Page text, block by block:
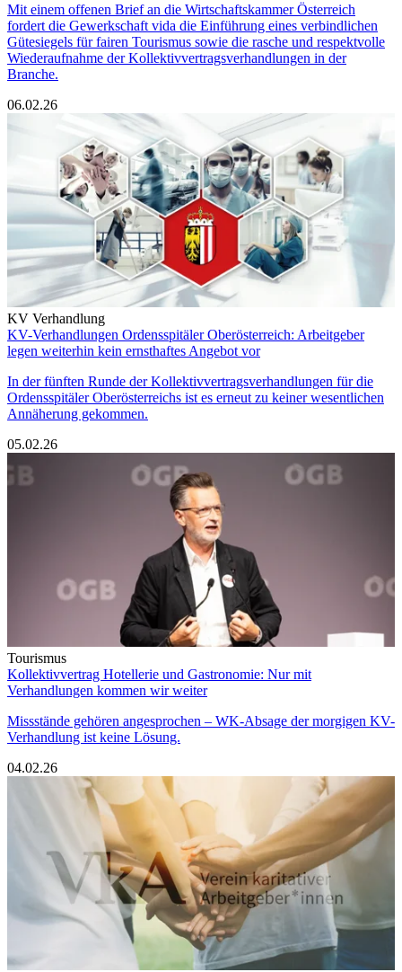
Mit einem offenen Brief an die Wirtschaftskammer Österreich
fordert die Gewerkschaft vida die Einführung eines verbindlichen
Gütesiegels für fairen Tourismus sowie die rasche und respektvolle
Wiederaufnahme der Kollektivvertragsverhandlungen in der
Branche.
06.02.26
KV Verhandlung
KV-Verhandlungen Ordensspitäler Oberösterreich: Arbeitgeber
legen weiterhin kein ernsthaftes Angebot vor
In der fünften Runde der Kollektivvertragsverhandlungen für die
Ordensspitäler Oberösterreichs ist es erneut zu keiner wesentlichen
Annäherung gekommen.
05.02.26
Tourismus
Kollektivvertrag Hotellerie und Gastronomie: Nur mit
Verhandlungen kommen wir weiter
Missstände gehören angesprochen – WK-Absage der morgigen KV-
Verhandlung ist keine Lösung.
04.02.26